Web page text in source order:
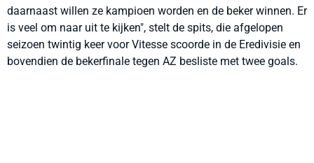
daarnaast willen ze kampioen worden en de beker winnen. Er
is veel om naar uit te kijken", stelt de spits, die afgelopen
seizoen twintig keer voor Vitesse scoorde in de Eredivisie en
bovendien de bekerfinale tegen AZ besliste met twee goals.